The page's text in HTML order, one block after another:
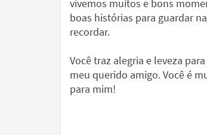
vivemos muitos e bons
boas histórias para guardar
recordar.
Você traz alegria e leveza
meu querido amigo. Você é
para mim!